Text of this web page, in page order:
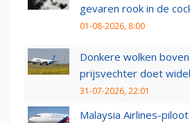
gevaren rook in de
01-08-2026, 8:00
Donkere wolken
prijsvechter doet
31-07-2026, 22:01
Malaysia Airlines-